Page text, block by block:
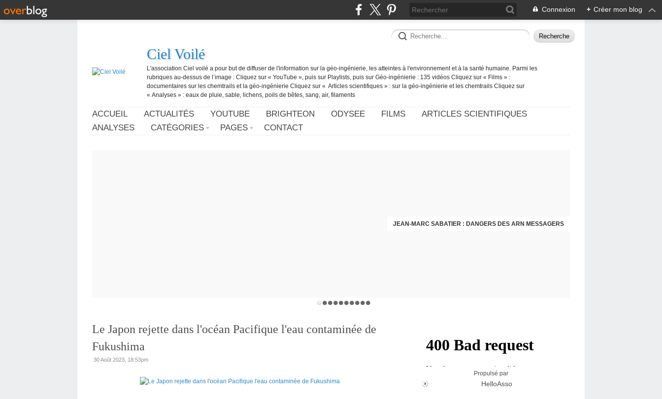
Connexion + Créer mon blog
Ciel Voilé
L'association Ciel voilé a pour but de diffuser de l'information sur la géo-ingénierie, les atteintes à l'environnement et à la santé humaine. Parmi les
rubriques au-dessus de l’image : Cliquez sur « YouTube », puis sur Playlists, puis sur Géo-ingénierie : 135 vidéos Cliquez sur « Films » :
documentaires sur les chemtrails et la géo-ingénierie Cliquez sur « Articles scientifiques » : sur la géo-ingénierie et les chemtrails Cliquez sur
« Analyses » : eaux de pluie, sable, lichens, poils de bêtes, sang, air, filaments
ACCUEIL ACTUALITÉS YOUTUBE BRIGHTEON ODYSEE FILMS
ARTICLES SCIENTIFIQUES
ANALYSES
CATÉGORIES PAGES CONTACT
JEAN-MARC SABATIER : DANGERS DES ARN MESSAGERS
USA - DR KORY : LA LICENCE DE SOIGNER OU RESPECTER LE SERMENT D'HIPPOCRATE CONTRE VENTS ET MARÉES
Le Japon rejette dans l'océan Pacifique l'eau contaminée de
Fukushima
30 Août 2023, 18:53pm
Propulsé par
HelloAsso